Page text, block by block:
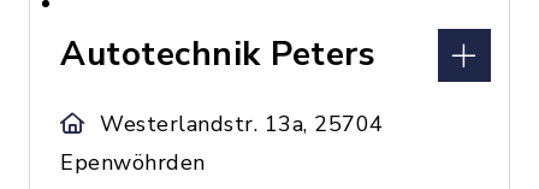
Autotechnik Peters
Westerlandstr. 13a, 25704
Epenwöhrden